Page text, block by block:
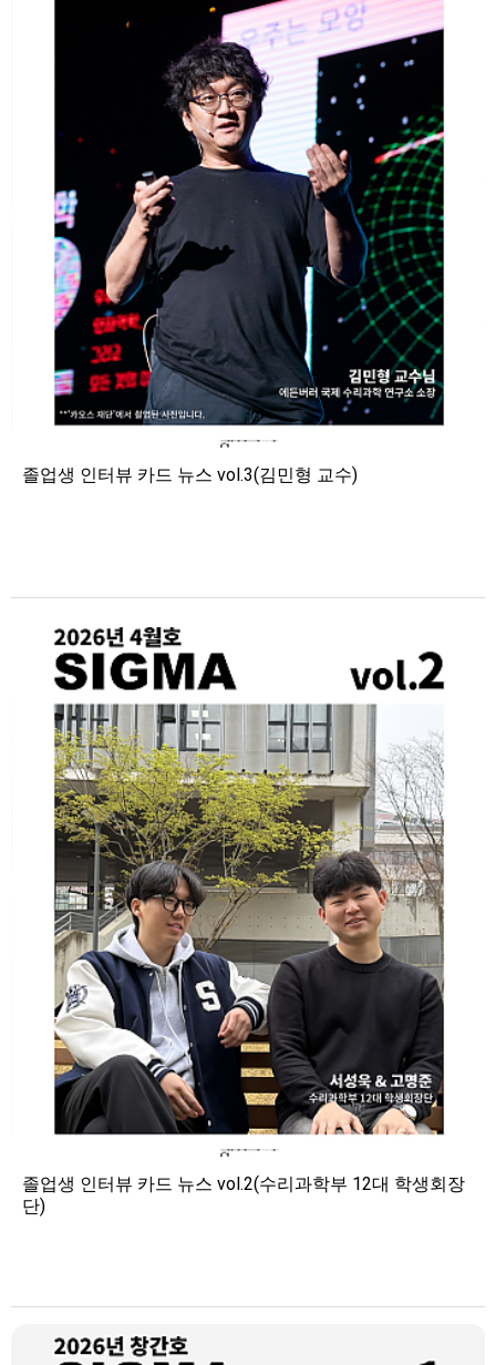
졸업생 인터뷰 카드 뉴스 vol.3(김민형 교수)
졸업생 인터뷰 카드 뉴스 vol.2(수리과학부 12대 학생회장
단)